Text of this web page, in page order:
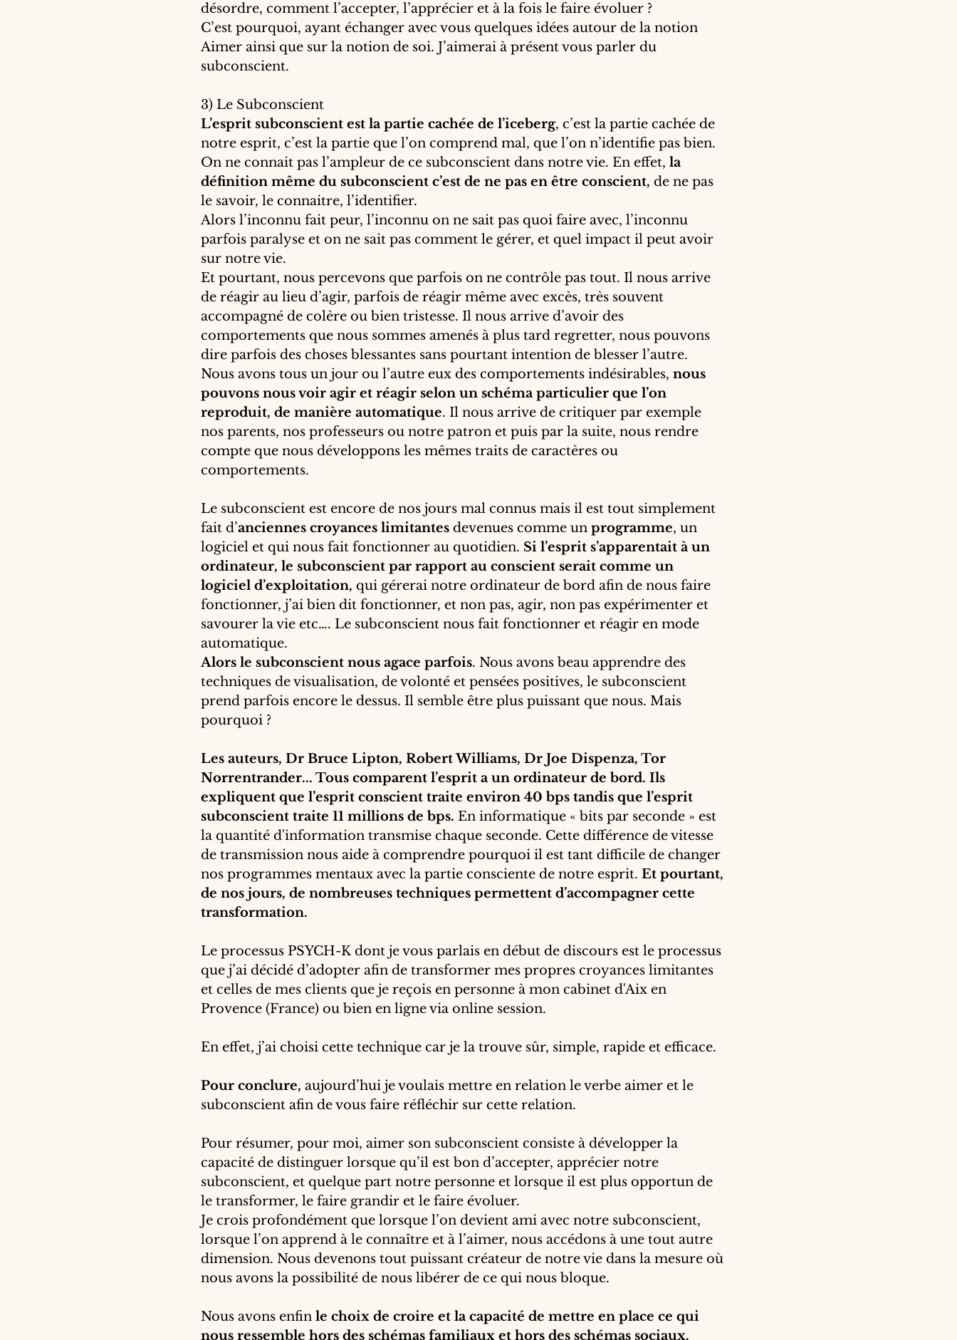
désordre, comment l’accepter, l’apprécier et à la fois le faire évoluer ?
C’est pourquoi, ayant échanger avec vous quelques idées autour de la notion
Aimer ainsi que sur la notion de soi. J’aimerai à présent vous parler du
subconscient.
3) Le Subconscient
L’esprit subconscient est la partie cachée de l’iceberg, c’est la partie cachée de
notre esprit, c’est la partie que l’on comprend mal, que l’on n’identifie pas bien.
On ne connait pas l’ampleur de ce subconscient dans notre vie. En effet, la
définition même du subconscient c’est de ne pas en être conscient, de ne pas
le savoir, le connaitre, l’identifier.
Alors l’inconnu fait peur, l’inconnu on ne sait pas quoi faire avec, l’inconnu
parfois paralyse et on ne sait pas comment le gérer, et quel impact il peut avoir
sur notre vie.
Et pourtant, nous percevons que parfois on ne contrôle pas tout. Il nous arrive
de réagir au lieu d’agir, parfois de réagir même avec excès, très souvent
accompagné de colère ou bien tristesse. Il nous arrive d’avoir des
comportements que nous sommes amenés à plus tard regretter, nous pouvons
dire parfois des choses blessantes sans pourtant intention de blesser l’autre.
Nous avons tous un jour ou l’autre eux des comportements indésirables, nous
pouvons nous voir agir et réagir selon un schéma particulier que l’on
reproduit, de manière automatique. Il nous arrive de critiquer par exemple
nos parents, nos professeurs ou notre patron et puis par la suite, nous rendre
compte que nous développons les mêmes traits de caractères ou
comportements.
Le subconscient est encore de nos jours mal connus mais il est tout simplement
fait d’anciennes croyances limitantes devenues comme un programme, un
logiciel et qui nous fait fonctionner au quotidien. Si l’esprit s’apparentait à un
ordinateur, le subconscient par rapport au conscient serait comme un
logiciel d’exploitation, qui gérerai notre ordinateur de bord afin de nous faire
fonctionner, j’ai bien dit fonctionner, et non pas, agir, non pas expérimenter et
savourer la vie etc…. Le subconscient nous fait fonctionner et réagir en mode
automatique.
Alors le subconscient nous agace parfois. Nous avons beau apprendre des
techniques de visualisation, de volonté et pensées positives, le subconscient
prend parfois encore le dessus. Il semble être plus puissant que nous. Mais
pourquoi ?
Les auteurs, Dr Bruce Lipton, Robert Williams, Dr Joe Dispenza, Tor
Norrentrander... Tous comparent l’esprit a un ordinateur de bord. Ils
expliquent que l’esprit conscient traite environ 40 bps tandis que l’esprit
subconscient traite 11 millions de bps. En informatique « bits par seconde » est
la quantité d'information transmise chaque seconde. Cette différence de vitesse
de transmission nous aide à comprendre pourquoi il est tant difficile de changer
nos programmes mentaux avec la partie consciente de notre esprit. Et pourtant,
de nos jours, de nombreuses techniques permettent d’accompagner cette
transformation.
Le processus PSYCH-K dont je vous parlais en début de discours est le processus
que j’ai décidé d’adopter afin de transformer mes propres croyances limitantes
et celles de mes clients que je reçois en personne à mon cabinet d'Aix en
Provence (France) ou bien en ligne via online session.
En effet, j’ai choisi cette technique car je la trouve sûr, simple, rapide et efficace.
Pour conclure, aujourd’hui je voulais mettre en relation le verbe aimer et le
subconscient afin de vous faire réfléchir sur cette relation.
Pour résumer, pour moi, aimer son subconscient consiste à développer la
capacité de distinguer lorsque qu’il est bon d’accepter, apprécier notre
subconscient, et quelque part notre personne et lorsque il est plus opportun de
le transformer, le faire grandir et le faire évoluer.
Je crois profondément que lorsque l’on devient ami avec notre subconscient,
lorsque l’on apprend à le connaître et à l’aimer, nous accédons à une tout autre
dimension. Nous devenons tout puissant créateur de notre vie dans la mesure où
nous avons la possibilité de nous libérer de ce qui nous bloque.
Nous avons enfin le choix de croire et la capacité de mettre en place ce qui
nous ressemble hors des schémas familiaux et hors des schémas sociaux.